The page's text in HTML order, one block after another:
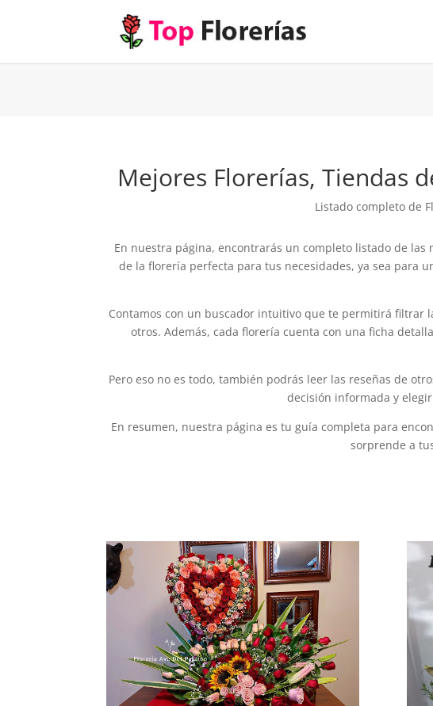
Mejores Florerías, Tiendas
Listado completo de
En nuestra página, encontrarás un completo listado de
de la florería perfecta para tus necesidades, ya sea para
Contamos con un buscador intuitivo que te permitirá filtrar
otros. Además, cada florería cuenta con una ficha
Pero eso no es todo, también podrás leer las reseñas de
decisión informada y
En resumen, nuestra página es tu guía completa para
sorprende a